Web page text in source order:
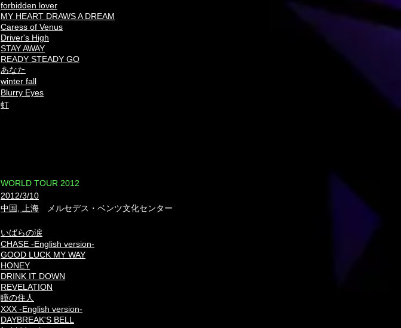
forbidden lover
MY HEART DRAWS A DREAM
Caress of Venus
Driver's High
STAY AWAY
READY STEADY GO
あなた
winter fall
Blurry Eyes
虹
​WORLD TOUR 2012
2012/3/10
中国, 上海 メルセデス・ベンツ文化センター
いばらの涙
CHASE -English version-
GOOD LUCK MY WAY
HONEY
DRINK IT DOWN
REVELATION
瞳の住人
XXX -English version-
DAYBREAK'S BELL